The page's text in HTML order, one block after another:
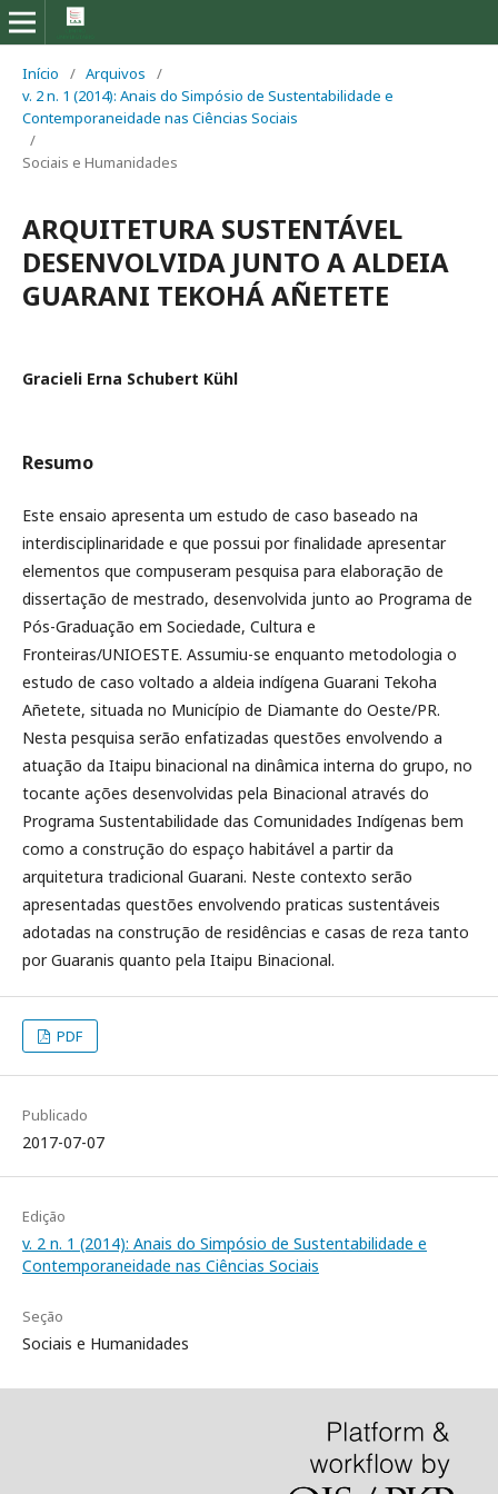
Início / Arquivos
/
v. 2 n. 1 (2014): Anais do Simpósio de Sustentabilidade e
Contemporaneidade nas Ciências Sociais
/
Sociais e Humanidades
ARQUITETURA SUSTENTÁVEL
DESENVOLVIDA JUNTO A ALDEIA
GUARANI TEKOHÁ AÑETETE
Gracieli Erna Schubert Kühl
Resumo
Este ensaio apresenta um estudo de caso baseado na
interdisciplinaridade e que possui por finalidade apresentar
elementos que compuseram pesquisa para elaboração de
dissertação de mestrado, desenvolvida junto ao Programa de
Pós-Graduação em Sociedade, Cultura e
Fronteiras/UNIOESTE. Assumiu-se enquanto metodologia o
estudo de caso voltado a aldeia indígena Guarani Tekoha
Añetete, situada no Município de Diamante do Oeste/PR.
Nesta pesquisa serão enfatizadas questões envolvendo a
atuação da Itaipu binacional na dinâmica interna do grupo, no
tocante ações desenvolvidas pela Binacional através do
Programa Sustentabilidade das Comunidades Indígenas bem
como a construção do espaço habitável a partir da
arquitetura tradicional Guarani. Neste contexto serão
apresentadas questões envolvendo praticas sustentáveis
adotadas na construção de residências e casas de reza tanto
por Guaranis quanto pela Itaipu Binacional.
PDF
Publicado
2017-07-07
Edição
v. 2 n. 1 (2014): Anais do Simpósio de Sustentabilidade e
Contemporaneidade nas Ciências Sociais
Seção
Sociais e Humanidades